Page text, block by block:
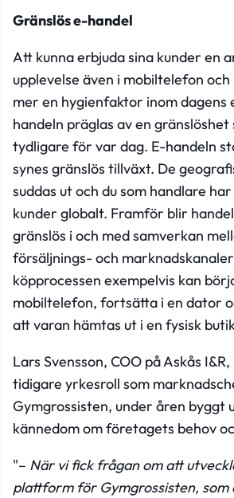
Gränslös e-handel
Att kunna erbjuda sina kunder en
upplevelse även i mobiltelefon
mer en hygienfaktor inom dagens
handeln präglas av en
tydligare för var dag. E-handeln
synes gränslös tillväxt. De
suddas ut och du som handlare
kunder globalt. Framför blir
gränslös i och med samverkan
försäljnings- och
köpprocessen exempelvis kan
mobiltelefon, fortsätta i en dator
att varan hämtas ut i en fysisk
Lars Svensson, COO på Askås
tidigare yrkesroll som
Gymgrossisten, under åren byggt
kännedom om företagets behov
"– När vi fick frågan om att
plattform för Gymgrossisten, som